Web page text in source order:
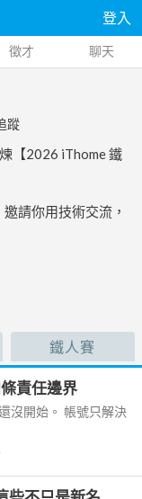
登入
徵才 聊天
蹤
【2026 iThome 鐵
請你用技術交流，
鐵人賽
責任邊界
沒開始。 帳號只解決